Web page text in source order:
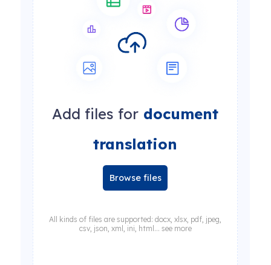
Add files for document
translation
Browse files
All kinds of files are supported: docx, xlsx, pdf, jpeg,
csv, json, xml, ini, html... see more